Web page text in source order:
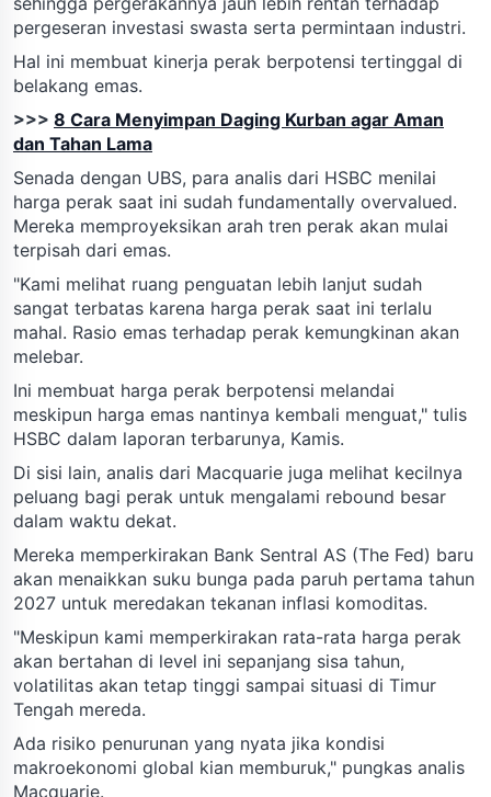
pergeseran investasi swasta serta permintaan industri.
Hal ini membuat kinerja perak berpotensi tertinggal di
belakang emas.
>>> 8 Cara Menyimpan Daging Kurban agar Aman
dan Tahan Lama
Senada dengan UBS, para analis dari HSBC menilai
harga perak saat ini sudah fundamentally overvalued.
Mereka memproyeksikan arah tren perak akan mulai
terpisah dari emas.
"Kami melihat ruang penguatan lebih lanjut sudah
sangat terbatas karena harga perak saat ini terlalu
mahal. Rasio emas terhadap perak kemungkinan akan
melebar.
Ini membuat harga perak berpotensi melandai
meskipun harga emas nantinya kembali menguat," tulis
HSBC dalam laporan terbarunya, Kamis.
Di sisi lain, analis dari Macquarie juga melihat kecilnya
peluang bagi perak untuk mengalami rebound besar
dalam waktu dekat.
Mereka memperkirakan Bank Sentral AS (The Fed) baru
akan menaikkan suku bunga pada paruh pertama tahun
2027 untuk meredakan tekanan inflasi komoditas.
"Meskipun kami memperkirakan rata-rata harga perak
akan bertahan di level ini sepanjang sisa tahun,
volatilitas akan tetap tinggi sampai situasi di Timur
Tengah mereda.
Ada risiko penurunan yang nyata jika kondisi
makroekonomi global kian memburuk," pungkas analis
Macquarie.